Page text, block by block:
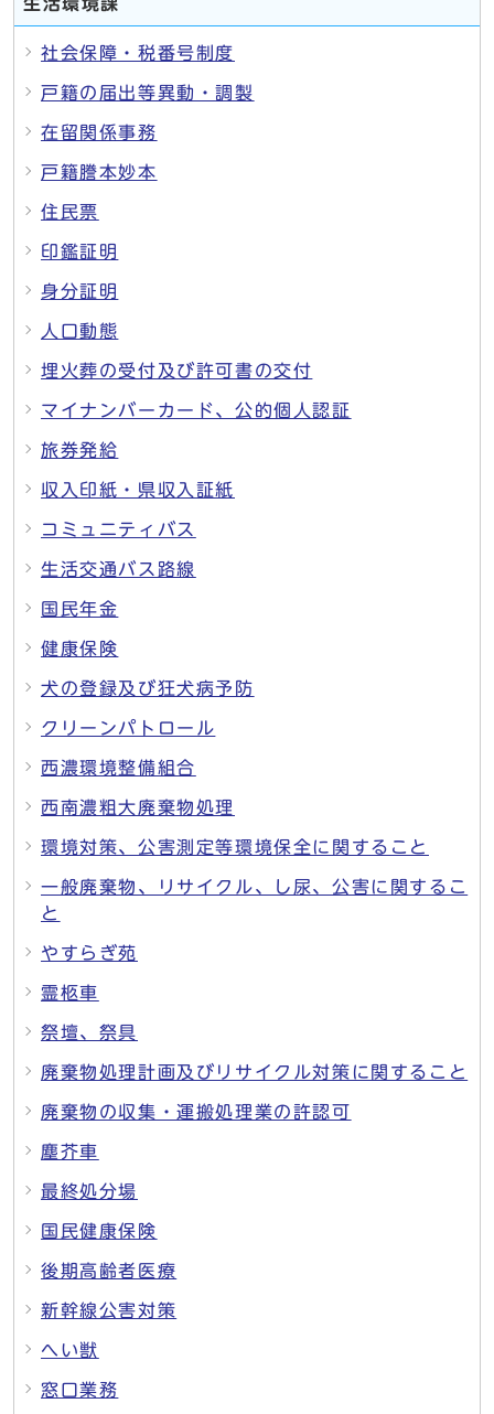
社会保障・税番号制度
戸籍の届出等異動・調製
在留関係事務
戸籍謄本妙本
住民票
印鑑証明
身分証明
人口動態
埋火葬の受付及び許可書の交付
マイナンバーカード、公的個人認証
旅券発給
収入印紙・県収入証紙
コミュニティバス
生活交通バス路線
国民年金
健康保険
犬の登録及び狂犬病予防
クリーンパトロール
西濃環境整備組合
西南濃粗大廃棄物処理
環境対策、公害測定等環境保全に関すること
一般廃棄物、リサイクル、し尿、公害に関するこ
と
やすらぎ苑
霊柩車
祭壇、祭具
廃棄物処理計画及びリサイクル対策に関すること
廃棄物の収集・運搬処理業の許認可
塵芥車
最終処分場
国民健康保険
後期高齢者医療
新幹線公害対策
へい獣
窓口業務